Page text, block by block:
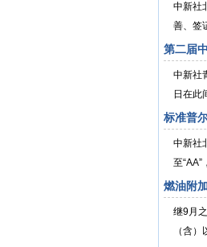
中新社
善、签
第二届
中新社
日在此
标准普
中新社
至
燃油附
继9月
（含